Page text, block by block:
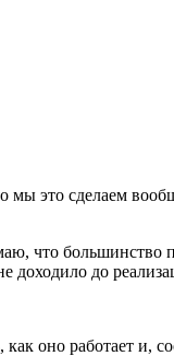
это сделаем
что
до
оно работает и,